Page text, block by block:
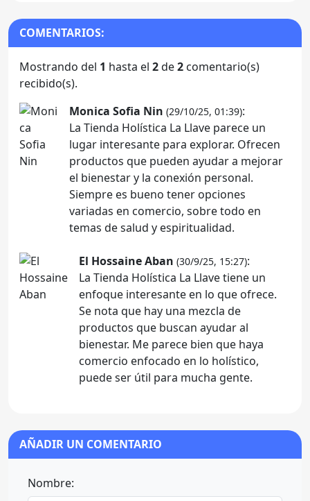
COMENTARIOS:
Mostrando del 1 hasta el 2de2 comentario(s)
recibido(s).
Monica Sofia Nin (29/10/25, 01:39):
La Tienda Holística La Llave parece un
lugar interesante para explorar. Ofrecen
productos que pueden ayudar a mejorar
el bienestar y la conexión personal.
Siempre es bueno tener opciones
variadas en comercio, sobre todo en
temas de salud y espiritualidad.
El Hossaine Aban (30/9/25, 15:27):
La Tienda Holística La Llave tiene un
enfoque interesante en lo que ofrece.
Se nota que hay una mezcla de
productos que buscan ayudar al
bienestar. Me parece bien que haya
comercio enfocado en lo holístico,
puede ser útil para mucha gente.
AÑADIR UN COMENTARIO
Nombre: